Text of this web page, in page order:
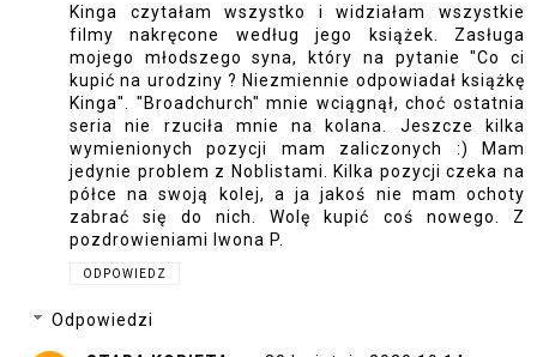
Kinga czytałam wszystko i widziałam wszystkie
filmy nakręcone według jego książek. Zasługa
mojego młodszego syna, który na pytanie "Co ci
kupić na urodziny ? Niezmiennie odpowiadał książkę
Kinga". "Broadchurch" mnie wciągnął, choć ostatnia
seria nie rzuciła mnie na kolana. Jeszcze kilka
wymienionych pozycji mam zaliczonych :) Mam
jedynie problem z Noblistami. Kilka pozycji czeka na
półce na swoją kolej, a ja jakoś nie mam ochoty
zabrać się do nich. Wolę kupić coś nowego. Z
pozdrowieniami Iwona P.
ODPOWIEDZ
Odpowiedzi